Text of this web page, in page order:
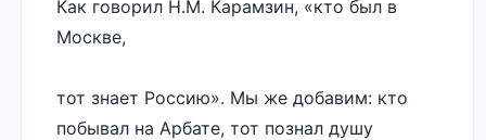
Как говорил Н.М. Карамзин, «кто был в
Москве,
тот знает Россию». Мы же добавим: кто
побывал на Арбате, тот познал душу